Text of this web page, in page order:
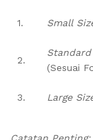
1. Small
2.
Standard
(Sesuai
3. Large